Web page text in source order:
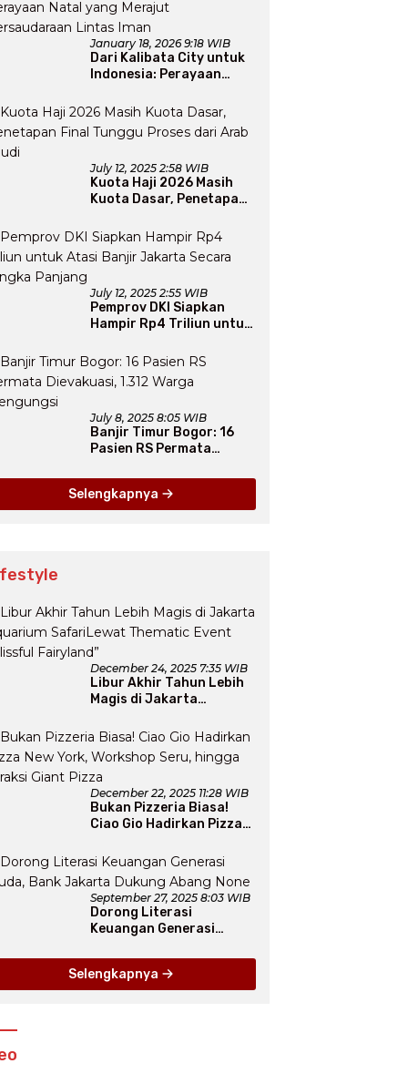
January 18, 2026 9:18 WIB
Dari Kalibata City untuk
Indonesia: Perayaan
Persaudaraan Lintas
Iman
July 12, 2025 2:58 WIB
Kuota Haji 2026 Masih
Kuota Dasar, Penetapan
Arab Saudi
July 12, 2025 2:55 WIB
Pemprov DKI Siapkan
Hampir Rp4 Triliun untuk
Secara Jangka Panjang
July 8, 2025 8:05 WIB
Banjir Timur Bogor: 16
Pasien RS Permata
Mengungsi
Selengkapnya
December 24, 2025 7:35 WIB
Libur Akhir Tahun Lebih
Magis di Jakarta
Thematic Event “Blissful
Fairyland”
December 22, 2025 11:28 WIB
Bukan Pizzeria Biasa!
Ciao Gio Hadirkan Pizza
Seru, hingga Atraksi
Giant Pizza
September 27, 2025 8:03 WIB
Dorong Literasi
Keuangan Generasi
Dukung Abang None
Selengkapnya